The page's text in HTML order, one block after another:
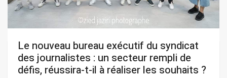
Le nouveau bureau exécutif du syndicat
des journalistes : un secteur rempli de
défis, réussira-t-il à réaliser les souhaits ?